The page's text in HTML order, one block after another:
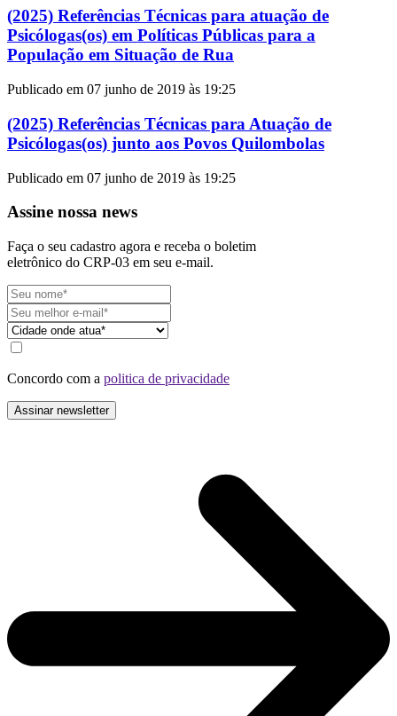
(2025) Referências Técnicas para atuação de
Psicólogas(os) em Políticas Públicas para a
População em Situação de Rua
Publicado em 07 junho de 2019 às 19:25
(2025) Referências Técnicas para Atuação de
Psicólogas(os) junto aos Povos Quilombolas
Publicado em 07 junho de 2019 às 19:25
Assine nossa news
Faça o seu cadastro agora e receba o boletim
eletrônico do CRP-03 em seu e-mail.
Concordo com a politica de privacidade